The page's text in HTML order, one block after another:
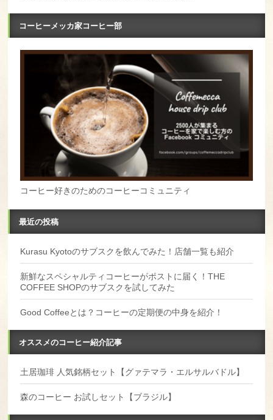
コーヒーメッカ家コーヒー部
コーヒー好きのためのコーヒーコミュニティ
最近の投稿
Kurasu Kyotoのサブスクを飲んでみた！店舗一覧も紹介
新鮮なスペシャルティコーヒーがポストに届く！THE
COFFEE SHOPのサブスクを試してみた
Good Coffeeとは？コーヒーの定期便の中身を紹介！
オススメのコーヒー紹介記事
土居珈琲 人気銘柄セット【グァテマラ・エルサルバドル】
森のコーヒー お試しセット【ブラジル】